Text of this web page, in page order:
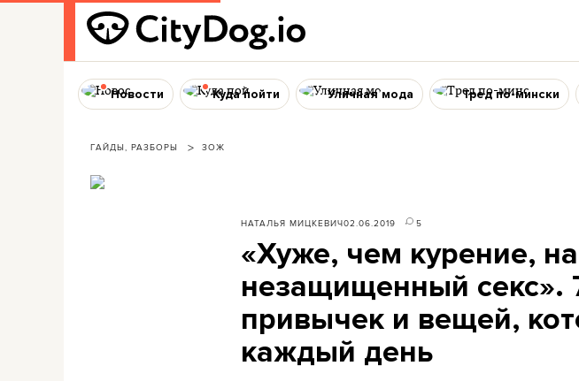
Новости Куда пойти Уличная мода Тред по-мински
ГАЙДЫ, РАЗБОРЫ ЗОЖ
НАТАЛЬЯ МИЦКЕВИЧ02.06.2019 5
«Хуже, чем курение,
незащищенный секс».
привычек и вещей,
каждый день